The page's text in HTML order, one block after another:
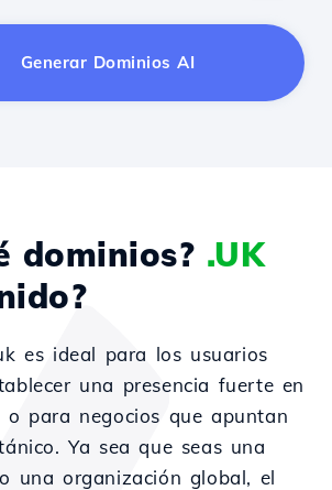
Generar Dominios AI
dominios? .UK
es ideal para los usuarios
una presencia fuerte en
o para negocios que apuntan
Ya sea que seas una
una organización global, el